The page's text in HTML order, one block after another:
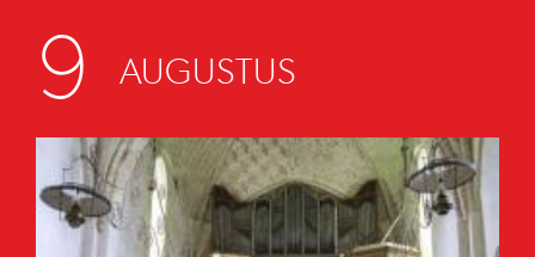
9 AUGUSTUS